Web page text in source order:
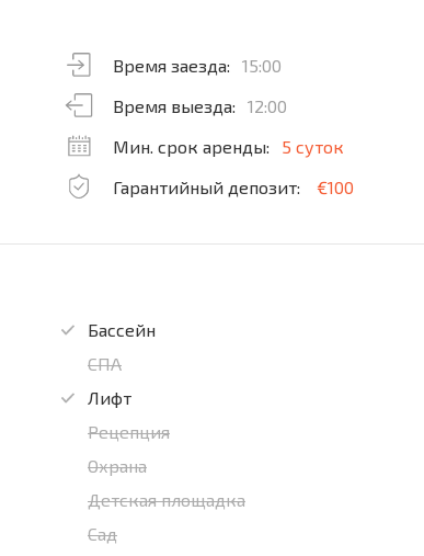
Время заезда:
15:00
Время выезда:
12:00
Мин. срок аренды:
5 суток
Гарантийный депозит:
€100
Бассейн
СПА
Лифт
Рецепция
Охрана
Детская площадка
Сад